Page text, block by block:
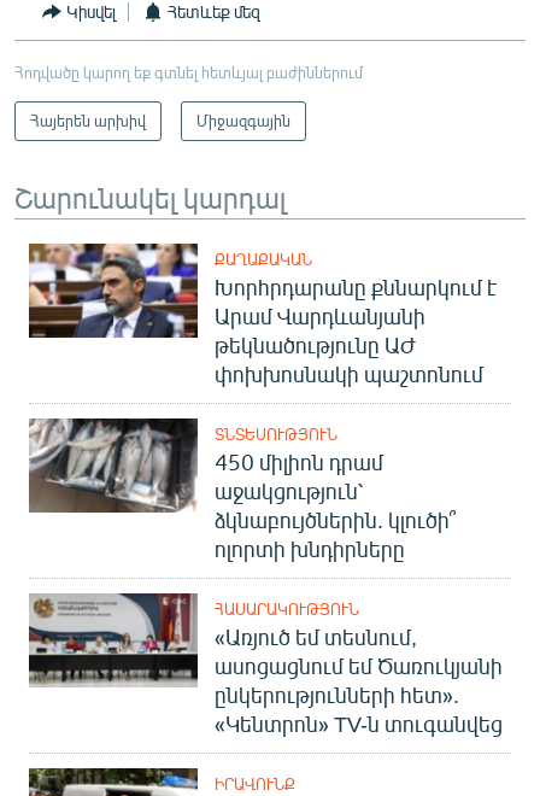
Կիսվել Հետևեք մեզ
Հոդվածը կարող եք գտնել հետևյալ բաժիններում
Հայերեն արխիվ Միջազգային
Շարունակել կարդալ
ՔԱՂԱՔԱԿԱՆ
Խորհրդարանը քննարկում է
Արամ Վարդևանյանի
թեկնածությունը ԱԺ
փոխխոսնակի պաշտոնում
ՏՆՏԵՍՈՒԹՅՈՒՆ
450 միլիոն դրամ
աջակցություն՝
ձկնաբույծներին. կլուծի՞
ոլորտի խնդիրները
ՀԱՍԱՐԱԿՈՒԹՅՈՒՆ
«Առյուծ եմ տեսնում,
ասոցացնում եմ Ծառուկյանի
ընկերությունների հետ».
«Կենտրոն» TV-ն տուգանվեց
ԻՐԱՎՈՒՆՔ